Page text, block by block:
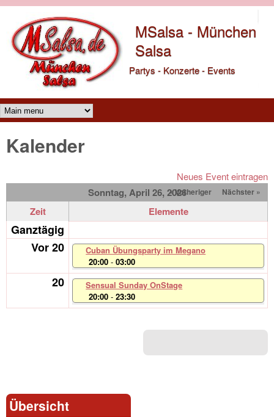
MSalsa - München
Salsa
Partys - Konzerte - Events
Main menu
Kalender
Neues Event eintragen
Sonntag, April 26, 2026« Vorheriger Nächster »
Zeit Elemente
Ganztägig
Vor 20
Cuban Übungsparty im Megano
20:00 -03:00
20
Sensual Sunday OnStage
20:00 -23:30
Übersicht